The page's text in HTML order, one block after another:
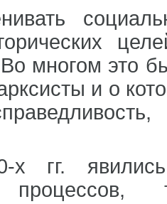
многом это
и о
х гг.
процессов,